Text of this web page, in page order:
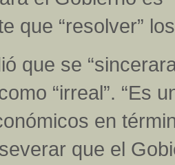
que “resolver”
que se
“irreal”. “Es
en
que el